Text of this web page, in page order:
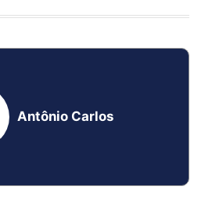
Antônio Carlos